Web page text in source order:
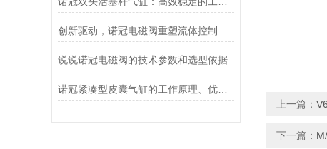
说说诺冠电磁阀的技术参数和选型依据
诺冠紧凑型皮囊气缸的工作原理、优势和应用
上一篇：
下一篇：